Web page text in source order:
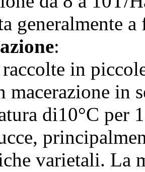
generalmente
:
in
macerazione in
di10°C per
varietali. La